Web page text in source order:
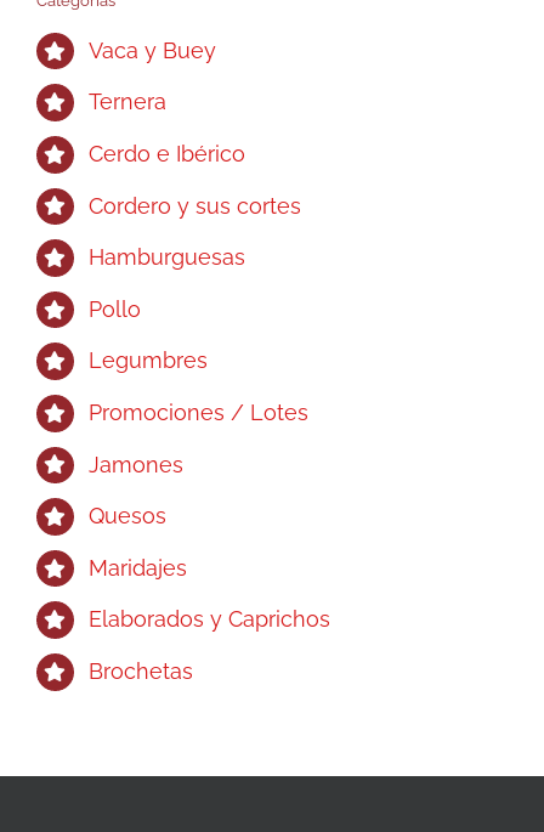
elegir
en
la
página
de
producto
Vaca y Buey
Ternera
Cerdo e Ibérico
Cordero y sus cortes
Hamburguesas
Pollo
Legumbres
Promociones / Lotes
Jamones
Quesos
Maridajes
Elaborados y Caprichos
Brochetas